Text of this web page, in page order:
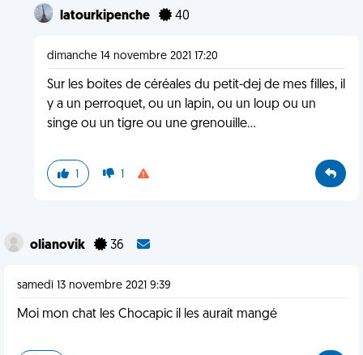
latourkipenche 40
dimanche 14 novembre 2021 17:20
Sur les boites de céréales du petit-dej de mes filles, il
y a un perroquet, ou un lapin, ou un loup ou un
singe ou un tigre ou une grenouille...
1 1
olianovik 36
samedi 13 novembre 2021 9:39
Moi mon chat les Chocapic il les aurait mangé